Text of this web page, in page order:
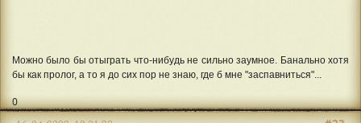
Можно было бы отыграть что-нибудь не сильно заумное. Банально хотя
бы как пролог, а то я до сих пор не знаю, где б мне "заспавниться"...
0